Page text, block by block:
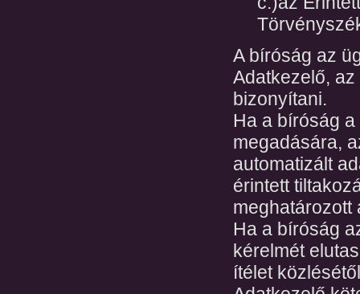
A bíróság az
Adatkezelő,
bizonyítani.
Ha a bíróság
megadására,
automatizált
érintett
meghatározott
Ha a bíróság
kérelmét
ítélet